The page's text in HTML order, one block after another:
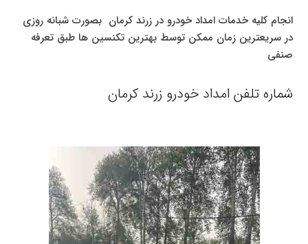
انجام کلیه خدمات امداد خودرو در زرند کرمان بصورت شبانه روزی
در سریعترین زمان ممکن توسط بهترین تکنسین ها طبق تعرفه
صنفی
شماره تلفن امداد خودرو زرند کرمان